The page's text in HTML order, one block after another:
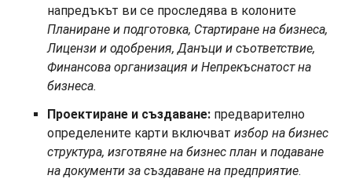
напредъкът ви се проследява в колоните
Планиране и подготовка, Стартиране на бизнеса,
Лицензи и одобрения, Данъци и съответствие,
Финансова организация и Непрекъснатост на
бизнеса.
Проектиране и създаване: предварително
определените карти включват избор на бизнес
структура, изготвяне на бизнес план и подаване
на документи за създаване на предприятие.